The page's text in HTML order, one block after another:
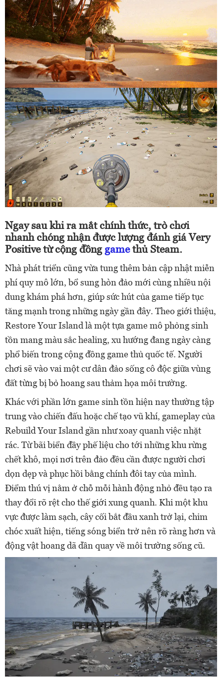
Ngay sau khi ra mắt chính thức, trò chơi
nhanh chóng nhận được lượng đánh giá Very
Positive từ cộng đồng gamethủ Steam.
Nhà phát triển cũng vừa tung thêm bản cập nhật miễn
phí quy mô lớn, bổ sung hòn đảo mới cùng nhiều nội
dung khám phá hơn, giúp sức hút của game tiếp tục
tăng mạnh trong những ngày gần đây. Theo giới thiệu,
Restore Your Island là một tựa game mô phỏng sinh
tồn mang màu sắc healing, xu hướng đang ngày càng
phổ biến trong cộng đồng game thủ quốc tế. Người
chơi sẽ vào vai một cư dân đảo sống cô độc giữa vùng
đất từng bị bỏ hoang sau thảm họa môi trường.
Khác với phần lớn game sinh tồn hiện nay thường tập
trung vào chiến đấu hoặc chế tạo vũ khí, gameplay của
Rebuild Your Island gần như xoay quanh việc nhặt
rác. Từ bãi biển đầy phế liệu cho tới những khu rừng
chết khô, mọi nơi trên đảo đều cần được người chơi
dọn dẹp và phục hồi bằng chính đôi tay của mình.
Điểm thú vị nằm ở chỗ mỗi hành động nhỏ đều tạo ra
thay đổi rõ rệt cho thế giới xung quanh. Khi một khu
vực được làm sạch, cây cối bắt đầu xanh trở lại, chim
chóc xuất hiện, tiếng sóng biển trở nên rõ ràng hơn và
động vật hoang dã dần quay về môi trường sống cũ.